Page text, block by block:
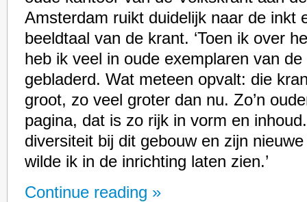
Amsterdam ruikt duidelijk naar de inkt
beeldtaal van de krant. ‘Toen ik over
heb ik veel in oude exemplaren van
gebladerd. Wat meteen opvalt: die
groot, zo veel groter dan nu. Zo’n
pagina, dat is zo rijk in vorm en
diversiteit bij dit gebouw en zijn
wilde ik in de inrichting laten zien.’
Continue reading »